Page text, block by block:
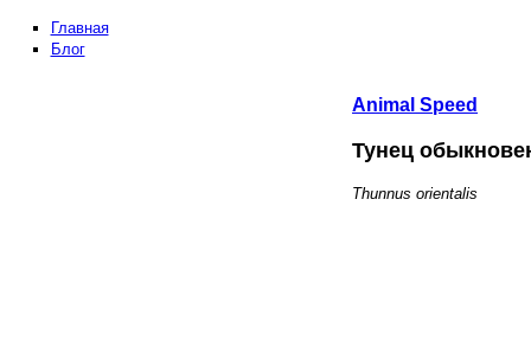
Главная
Блог
Animal Speed
Тунец
Thunnus orientalis